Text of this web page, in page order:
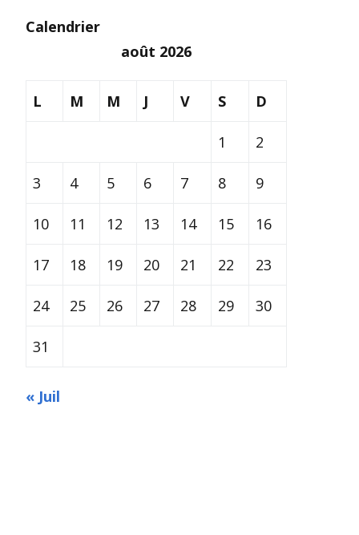
Calendrier
août 2026
L M M J V S D
1 2
3 4 5 6 7 8 9
10 11 12 13 14 15 16
17 18 19 20 21 22 23
24 25 26 27 28 29 30
31
« Juil